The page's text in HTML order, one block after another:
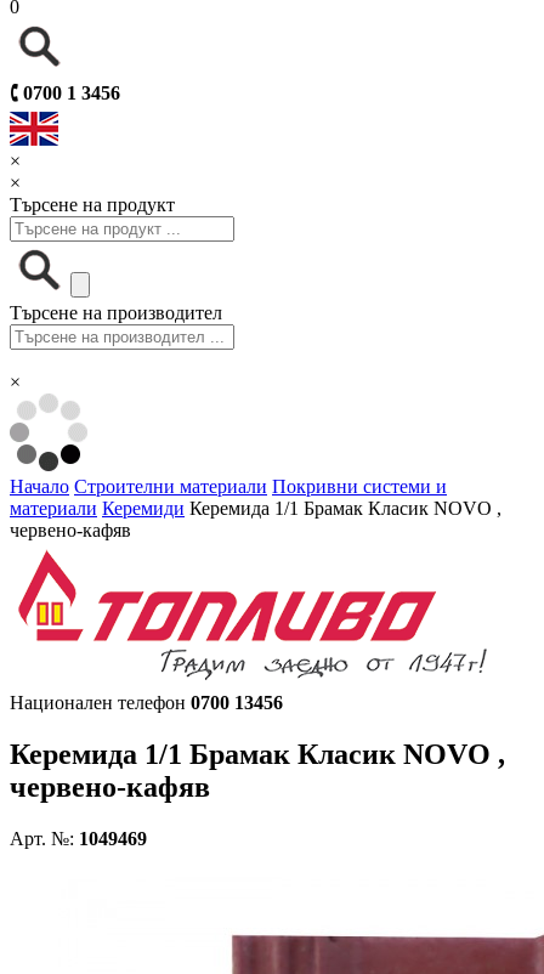
0
🕻 0700 1 3456
×
×
Търсене на продукт
Търсене на производител
×
Начало Строителни материали Покривни системи и
материали Керемиди Керемида 1/1 Брамак Класик NOVO ,
червено-кафяв
Национален телефон 0700 13456
Керемида 1/1 Брамак Класик NOVO ,
червено-кафяв
Арт. №: 1049469